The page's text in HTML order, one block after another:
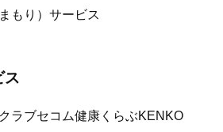
もり）サービス
ス
ラブセコム健康くらぶKENKO